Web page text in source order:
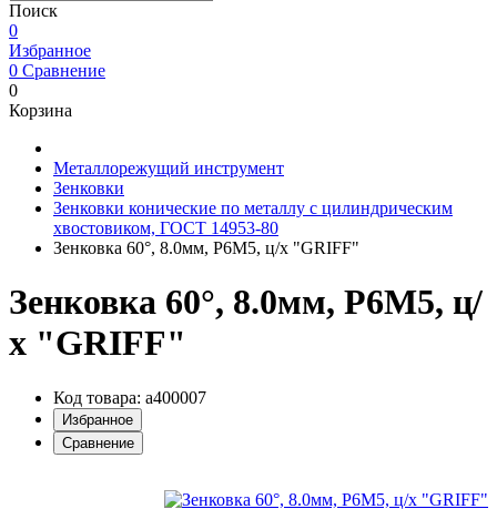
Поиск
0
Избранное
0 Сравнение
0
Корзина
Металлорежущий инструмент
Зенковки
Зенковки конические по металлу с цилиндрическим
хвостовиком, ГОСТ 14953-80
Зенковка 60°, 8.0мм, Р6М5, ц/х "GRIFF"
Зенковка 60°, 8.0мм, Р6М5, ц/
х "GRIFF"
Код товара: a400007
Избранное
Сравнение